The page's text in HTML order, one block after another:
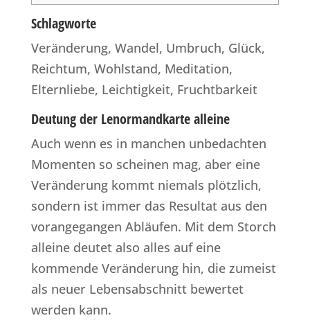
Schlagworte
Veränderung, Wandel, Umbruch, Glück,
Reichtum, Wohlstand, Meditation,
Elternliebe, Leichtigkeit, Fruchtbarkeit
Deutung der Lenormandkarte alleine
Auch wenn es in manchen unbedachten
Momenten so scheinen mag, aber eine
Veränderung kommt niemals plötzlich,
sondern ist immer das Resultat aus den
vorangegangen Abläufen. Mit dem Storch
alleine deutet also alles auf eine
kommende Veränderung hin, die zumeist
als neuer Lebensabschnitt bewertet
werden kann.